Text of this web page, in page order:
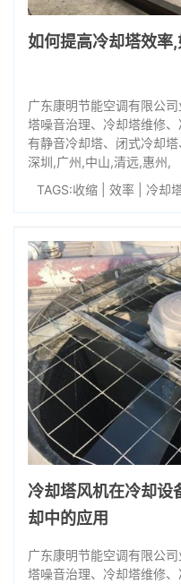
如何提高冷却塔效率
广东康明节能空调有限公
塔噪音治理、冷却塔维修
有静音冷却塔、闭式冷却
深圳,广州,中山,清远,惠州,
TAGS:收缩 效率 冷却
冷却塔风机在冷却设
却中的应用
广东康明节能空调有限公
塔噪音治理、冷却塔维修